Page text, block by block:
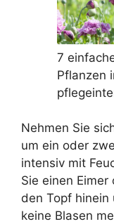
7
Pflanzen
Nehmen Sie
um ein oder
intensiv mit
Sie einen
den Topf hinein
keine Blasen